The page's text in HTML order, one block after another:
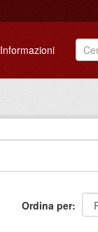
Informazioni
Ordina per